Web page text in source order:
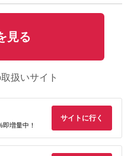
見る
扱いサイト
増量中！
サイトに行く